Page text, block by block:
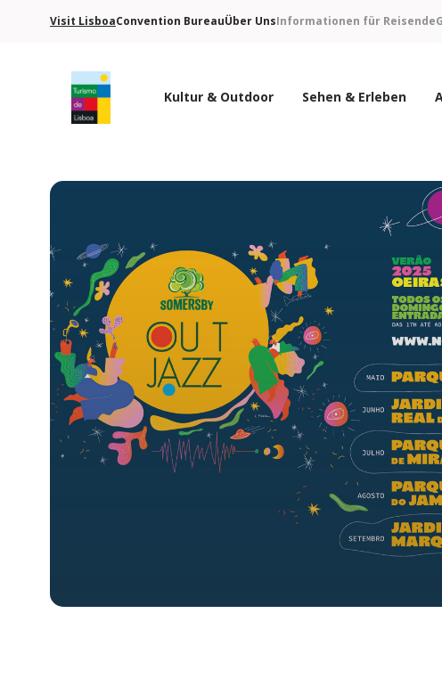
Visit LisboaConvention BureauÜber UnsInformationen für Reisende
Kultur & Outdoor Sehen & Erleben